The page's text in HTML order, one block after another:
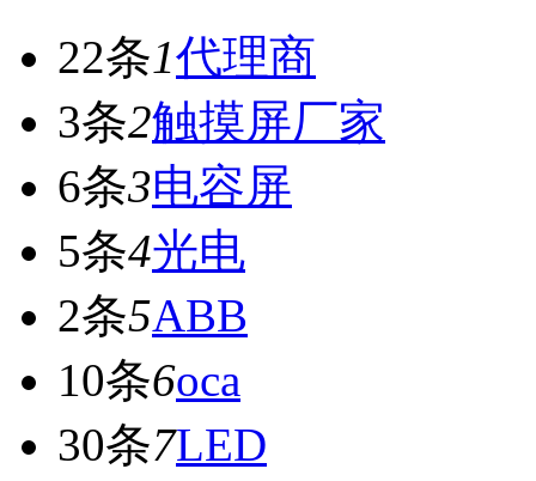
22条1代理商
3条2触摸屏厂家
6条3电容屏
5条4光电
2条5ABB
10条6oca
30条7LED